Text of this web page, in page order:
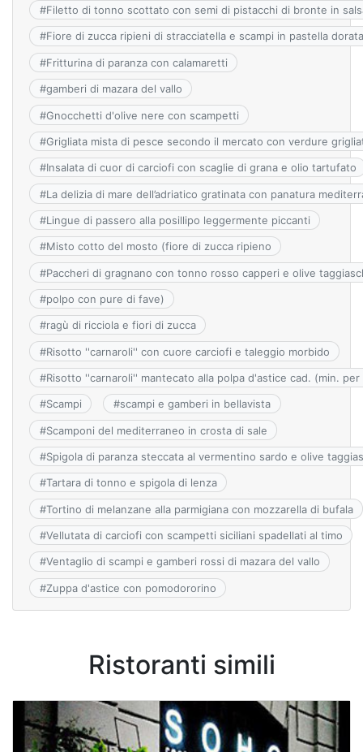
#Filetto di tonno scottato con semi di pistacchi di bronte in
#Fiore di zucca ripieni di stracciatella e scampi in pastella dorata
#Fritturina di paranza con calamaretti
#gamberi di mazara del vallo
#Gnocchetti d'olive nere con scampetti
#Grigliata mista di pesce secondo il mercato con verdure
#Insalata di cuor di carciofi con scaglie di grana e olio tartufato
#La delizia di mare dell’adriatico gratinata con panatura
#Lingue di passero alla posillipo leggermente piccanti
#Misto cotto del mosto (fiore di zucca ripieno
#Paccheri di gragnano con tonno rosso capperi e olive
#polpo con pure di fave)
#ragù di ricciola e fiori di zucca
#Risotto ''carnaroli'' con cuore carciofi e taleggio morbido
#Risotto ''carnaroli'' mantecato alla polpa d'astice cad. (min. per
#Scampi #scampi e gamberi in bellavista
#Scamponi del mediterraneo in crosta di sale
#Spigola di paranza steccata al vermentino sardo e olive
#Tartara di tonno e spigola di lenza
#Tortino di melanzane alla parmigiana con mozzarella di bufala
#Vellutata di carciofi con scampetti siciliani spadellati al timo
#Ventaglio di scampi e gamberi rossi di mazara del vallo
#Zuppa d'astice con pomodororino
Ristoranti simili